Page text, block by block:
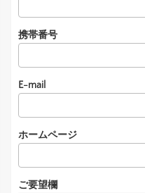
携帯番号
E-mail
ホームページ
ご要望欄